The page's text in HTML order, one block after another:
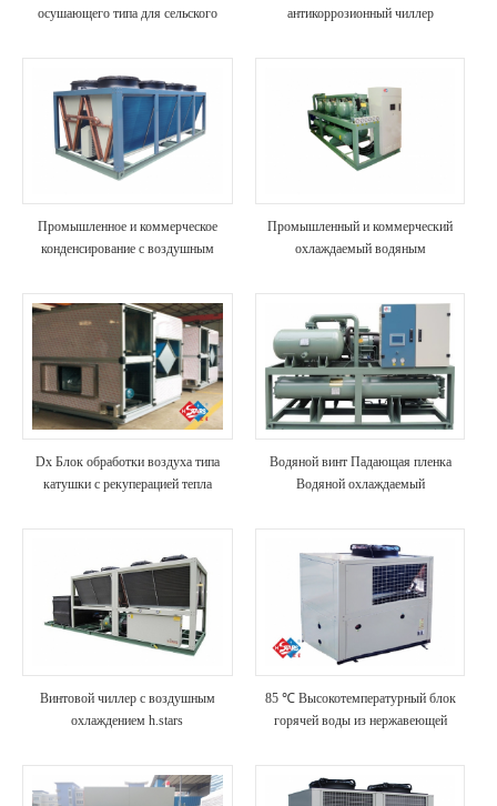
осушающего типа для сельского
антикоррозионный чиллер
Промышленное и коммерческое
конденсирование с воздушным
Промышленный и коммерческий
охлаждаемый водяным
Dx Блок обработки воздуха типа
катушки с рекуперацией тепла
Водяной винт Падающая пленка
Водяной охлаждаемый
Винтовой чиллер с воздушным
охлаждением h.stars
85 ℃ Высокотемпературный блок
горячей воды из нержавеющей